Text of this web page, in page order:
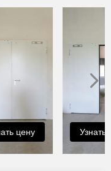
цену Узнать